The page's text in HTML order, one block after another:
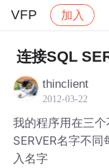
VFP 加入
社区 VFP
连接SQL
thinclient
2012-03-22
我的程序用在三
SERVER名字不
入名字